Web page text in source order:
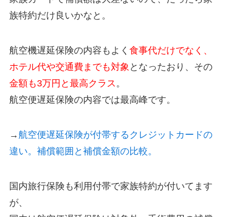
族特約だけ良いかなと。
航空機遅延保険の内容もよく 食事代だけでなく、
ホテル代や交通費までも対象 となったおり、その
金額も3万円と最高クラス。
航空便遅延保険の内容では最高峰です。
→航空便遅延保険が付帯するクレジットカードの
違い。補償範囲と補償金額の比較。
国内旅行保険も利用付帯で家族特約が付いてます
が、